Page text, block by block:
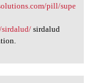
pill/supe
sirdalud